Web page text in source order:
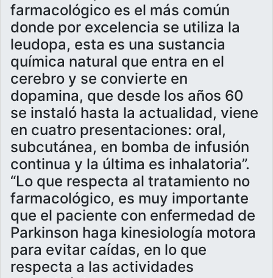
farmacológico es el más común
donde por excelencia se utiliza la
leudopa, esta es una sustancia
química natural que entra en el
cerebro y se convierte en
dopamina, que desde los años 60
se instaló hasta la actualidad, viene
en cuatro presentaciones: oral,
subcutánea, en bomba de infusión
continua y la última es inhalatoria”.
“Lo que respecta al tratamiento no
farmacológico, es muy importante
que el paciente con enfermedad de
Parkinson haga kinesiología motora
para evitar caídas, en lo que
respecta a las actividades